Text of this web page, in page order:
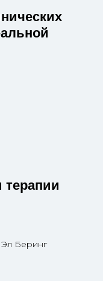
Беринг